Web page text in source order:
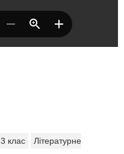
3 клас
Літературне